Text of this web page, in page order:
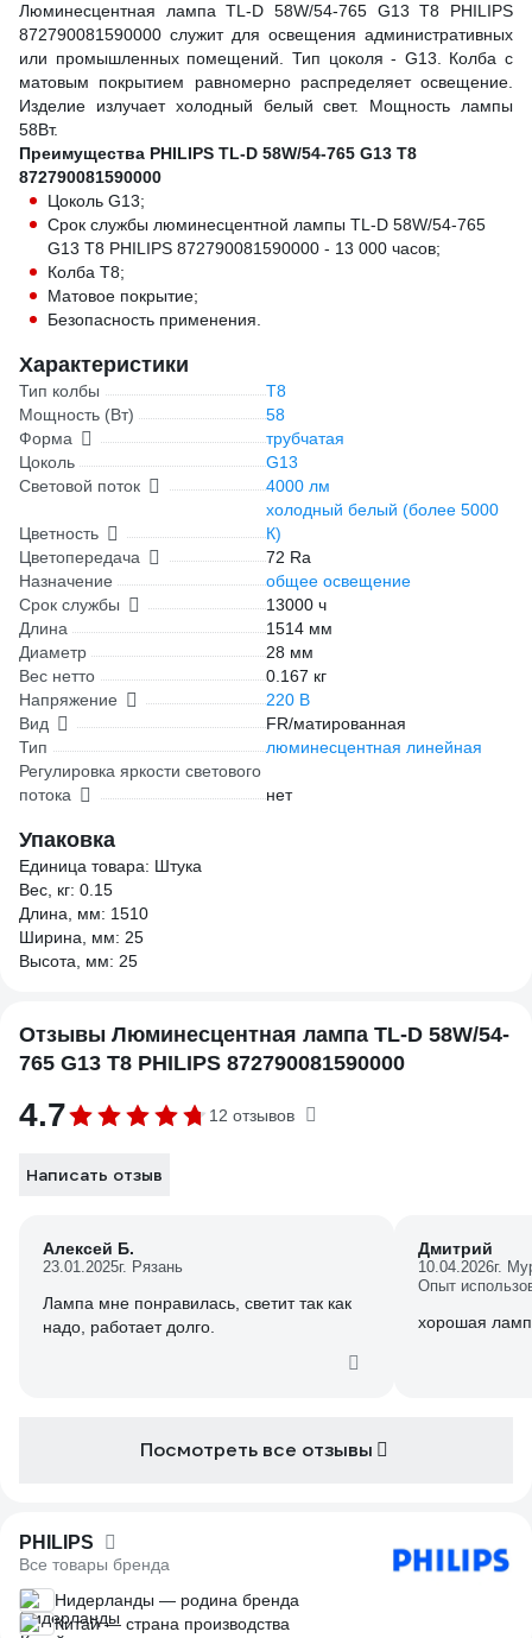
Люминесцентная лампа TL-D 58W/54-765 G13 T8 PHILIPS
872790081590000 служит для освещения административных
или промышленных помещений. Тип цоколя - G13. Колба с
матовым покрытием равномерно распределяет освещение.
Изделие излучает холодный белый свет. Мощность лампы
58Вт.
Преимущества PHILIPS TL-D 58W/54-765 G13 T8
872790081590000
Цоколь G13;
Срок службы люминесцентной лампы TL-D 58W/54-765
G13 T8 PHILIPS 872790081590000 - 13 000 часов;
Колба Т8;
Матовое покрытие;
Безопасность применения.
Характеристики
Тип колбы
T8
Мощность (Вт)
58
Форма
трубчатая
Цоколь
G13
Световой поток
4000 лм
Цветность
холодный белый (более 5000
К)
Цветопередача
72 Ra
Назначение
общее освещение
Срок службы
13000 ч
Длина
1514 мм
Диаметр
28 мм
Вес нетто
0.167 кг
Напряжение
220 В
Вид
FR/матированная
Тип
люминесцентная линейная
Регулировка яркости светового
потока
нет
Упаковка
Единица товара: Штука
Вес, кг: 0.15
Длина, мм: 1510
Ширина, мм: 25
Высота, мм: 25
Отзывы Люминесцентная лампа TL-D 58W/54-
765 G13 T8 PHILIPS 872790081590000
4.7 12 отзывов
Написать отзыв
Алексей Б.
23.01.2025г. Рязань
Лампа мне понравилась, светит так как
надо, работает долго.
Дмитрий
10.04.2026г.
Опыт
хорошая
Посмотреть все отзывы
PHILIPS
Все товары бренда
Нидерланды — родина бренда
Китай — страна производства